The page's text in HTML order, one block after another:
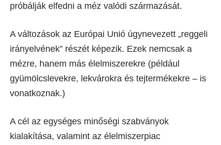
próbálják elfedni a méz valódi származását.
A változások az Európai Unió úgynevezett „reggeli
irányelvének” részét képezik. Ezek nemcsak a
mézre, hanem más élelmiszerekre (például
gyümölcslevekre, lekvárokra és tejtermékekre – is
vonatkoznak.)
A cél az egységes minőségi szabványok
kialakítása, valamint az élelmiszerpiac